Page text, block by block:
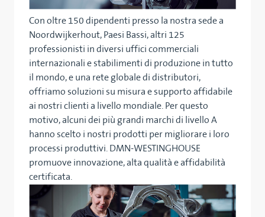
Con oltre 150 dipendenti presso la nostra sede a
Noordwijkerhout, Paesi Bassi, altri 125
professionisti in diversi uffici commerciali
internazionali e stabilimenti di produzione in tutto
il mondo, e una rete globale di distributori,
offriamo soluzioni su misura e supporto affidabile
ai nostri clienti a livello mondiale. Per questo
motivo, alcuni dei più grandi marchi di livello A
hanno scelto i nostri prodotti per migliorare i loro
processi produttivi. DMN-WESTINGHOUSE
promuove innovazione, alta qualità e affidabilità
certificata.